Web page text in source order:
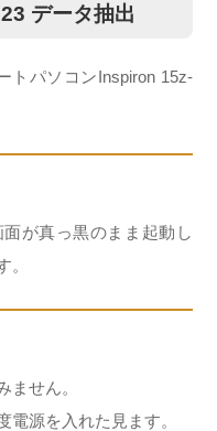
データ抽出
トパソコンInspiron 15z-
が真っ黒のまま起動し
。
せん。
源を入れた見ます。